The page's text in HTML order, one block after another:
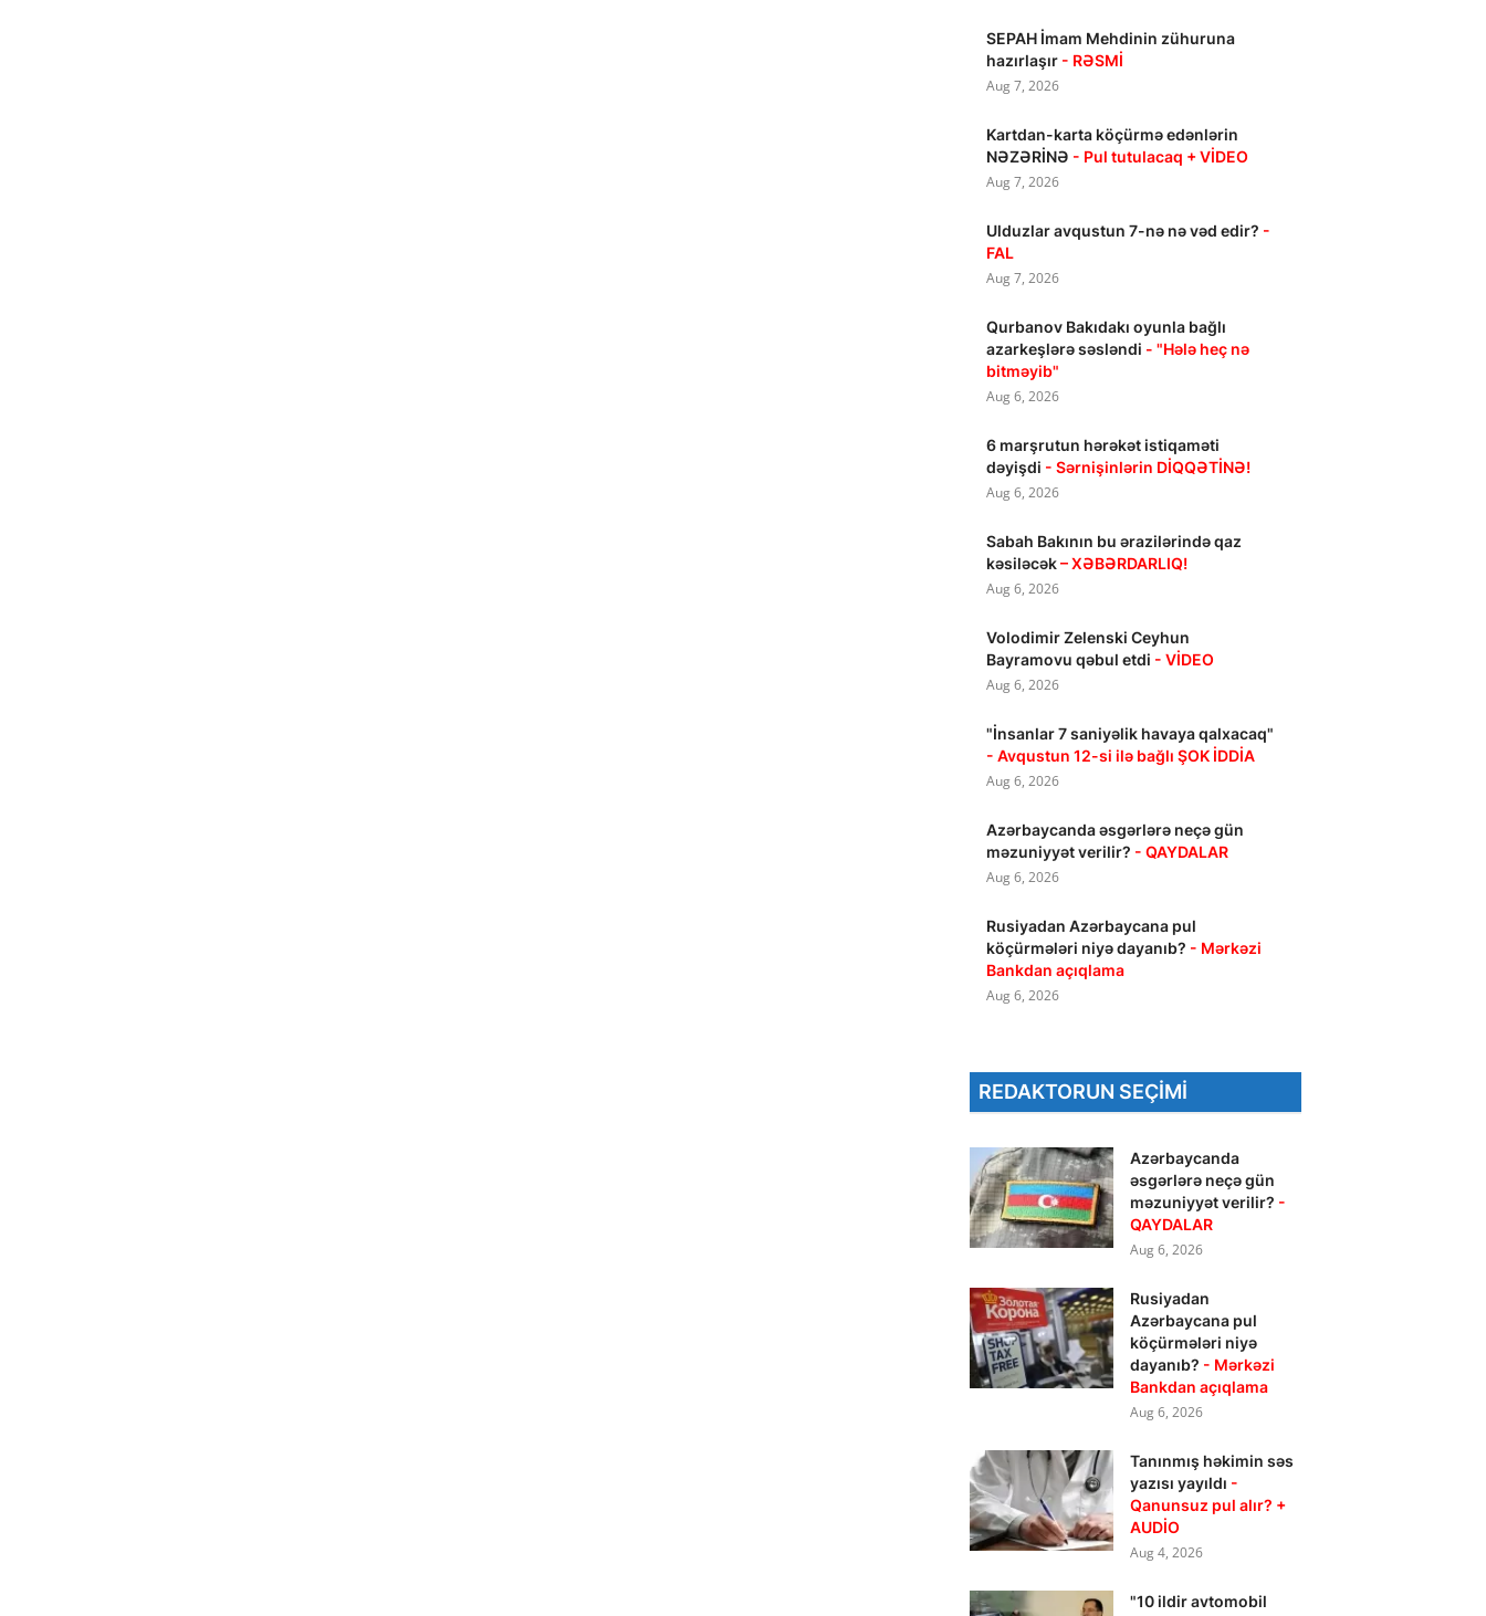
SEPAH İmam Mehdinin zühuruna
hazırlaşır - RƏSMİ
Aug 7, 2026
Kartdan-karta köçürmə edənlərin
NƏZƏRİNƏ - Pul tutulacaq + VİDEO
Aug 7, 2026
Ulduzlar avqustun 7-nə nə vəd edir? -
FAL
Aug 7, 2026
Qurbanov Bakıdakı oyunla bağlı
azarkeşlərə səsləndi - "Hələ heç nə
bitməyib"
Aug 6, 2026
6 marşrutun hərəkət istiqaməti
dəyişdi - Sərnişinlərin DİQQƏTİNƏ!
Aug 6, 2026
Sabah Bakının bu ərazilərində qaz
kəsiləcək– XƏBƏRDARLIQ!
Aug 6, 2026
Volodimir Zelenski Ceyhun
Bayramovu qəbul etdi - VİDEO
Aug 6, 2026
"İnsanlar 7 saniyəlik havaya qalxacaq"
- Avqustun 12-si ilə bağlı ŞOK İDDİA
Aug 6, 2026
Azərbaycanda əsgərlərə neçə gün
məzuniyyət verilir? - QAYDALAR
Aug 6, 2026
Rusiyadan Azərbaycana pul
köçürmələri niyə dayanıb? - Mərkəzi
Bankdan açıqlama
Aug 6, 2026
REDAKTORUN SEÇIMI
Azərbaycanda
əsgərlərə neçə gün
məzuniyyət verilir? -
QAYDALAR
Aug 6, 2026
Rusiyadan
Azərbaycana pul
köçürmələri niyə
dayanıb? - Mərkəzi
Bankdan açıqlama
Aug 6, 2026
Tanınmış həkimin səs
yazısı yayıldı -
Qanunsuz pul alır? +
AUDİO
Aug 4, 2026
"10 ildir avtomobil